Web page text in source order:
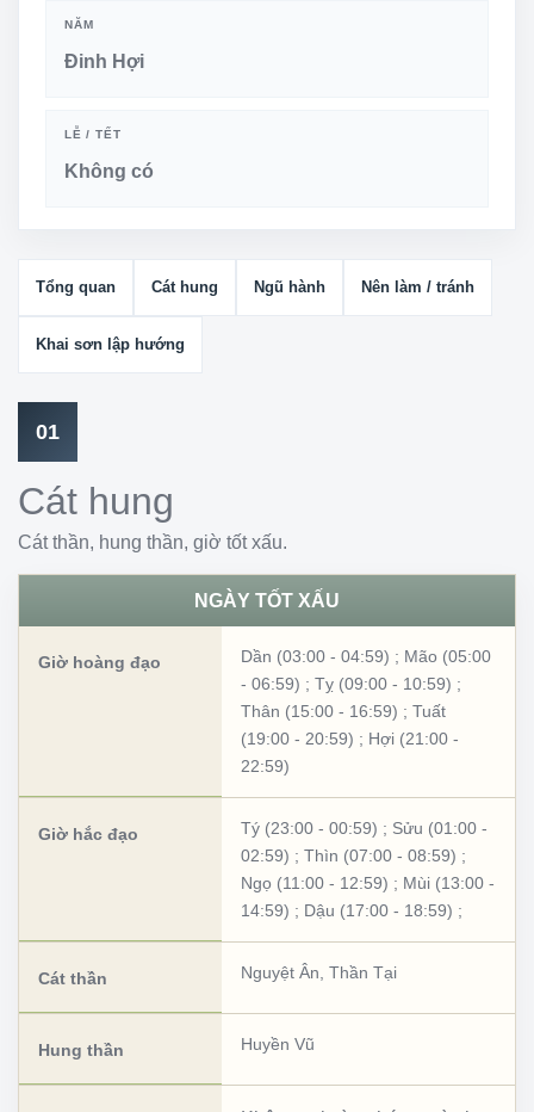
NĂM
Đinh Hợi
LỄ / TẾT
Không có
Tổng quan Cát hung Ngũ hành Nên làm / tránh
Khai sơn lập hướng
01
Cát hung
Cát thần, hung thần, giờ tốt xấu.
NGÀY TỐT XẤU
Giờ hoàng đạo Dần (03:00 - 04:59) ; Mão (05:00
- 06:59) ; Tỵ (09:00 - 10:59) ;
Thân (15:00 - 16:59) ; Tuất
(19:00 - 20:59) ; Hợi (21:00 -
22:59)
Giờ hắc đạo Tý (23:00 - 00:59) ; Sửu (01:00 -
02:59) ; Thìn (07:00 - 08:59) ;
Ngọ (11:00 - 12:59) ; Mùi (13:00 -
14:59) ; Dậu (17:00 - 18:59) ;
Cát thần Nguyệt Ân Thần Tại
Hung thần Huyền Vũ